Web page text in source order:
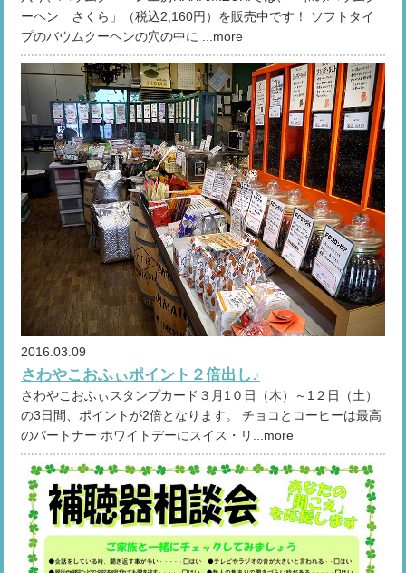
ーヘン さくら」（税込2,160円）を販売中です！ ソフトタイ
プのバウムクーヘンの穴の中に ...more
2016.03.09
さわやこおふぃポイント２倍出し♪
さわやこおふぃスタンプカード３月1０日（木）～1２日（土）
の3日間、ポイントが2倍となります。 チョコとコーヒーは最高
のパートナー ホワイトデーにスイス・リ...more